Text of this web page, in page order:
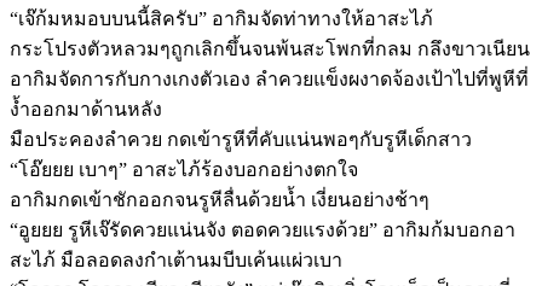
“เจ๊ก้มหมอบบนนี้สิครับ” อากิมจัดท่าทางให้อาสะไภ้
กระโปรงตัวหลวมๆถูกเลิกขึ้นจนพ้นสะโพกที่กลม กลึงขาวเนียน
อากิมจัดการกับกางเกงตัวเอง ลำควยแข็งผงาดจ้องเป้าไปที่พูหีที่
ง้ำออกมาด้านหลัง
มือประคองลำควย กดเข้ารูหีที่คับแน่นพอๆกับรูหีเด็กสาว
“โอ๊ยยย เบาๆ” อาสะไภ้ร้องบอกอย่างตกใจ
อากิมกดเข้าชักออกจนรูหีลื่นด้วยน้ำ เงี่ยนอย่างช้าๆ
“อูยยย รูหีเจ๊รัดควยแน่นจัง ตอดควยแรงด้วย” อากิมก้มบอกอา
สะไภ้ มือลอดลงกำเต้านมบีบเค้นแผ่วเบา